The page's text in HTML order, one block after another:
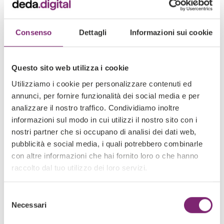
Consenso Dettagli Informazioni sui cookie
Questo sito web utilizza i cookie
Utilizziamo i cookie per personalizzare contenuti ed
annunci, per fornire funzionalità dei social media e per
analizzare il nostro traffico. Condividiamo inoltre
informazioni sul modo in cui utilizzi il nostro sito con i
nostri partner che si occupano di analisi dei dati web,
pubblicità e social media, i quali potrebbero combinarle
con altre informazioni che hai fornito loro o che hanno
raccolto dal tuo utilizzo dei loro servizi.
delNecessari
interessi e presentazione del sito Web (layout,
dimensione dei caratteri, colori e così via). In questo
queste informazioni
sito, per esempio sulla partecipazione a sondaggi
vengano ripresentate all'utente
Determinare se un servizio è già stato proposto
all'utente
Fornire informazioni che consentono il
funzionamento di servizi opzionali
Cookie di targeting o promozionali
personalizzate in base agli interessi dell'utente. I cookie
di targeting o promozionali consentono di ottenere